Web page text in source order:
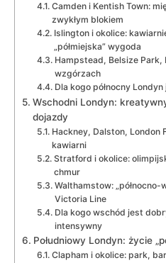
Camden i Kentish Town:
zwykłym blokiem
Islington i okolice:
„półmiejska” wygoda
Hampstead, Belsize Park,
wzgórzach
Dla kogo północny
Wschodni Londyn:
dojazdy
Hackney, Dalston, London
kawiarni
Stratford i okolice:
chmur
Walthamstow:
Victoria Line
Dla kogo wschód jest
intensywny
Południowy Londyn: życie
Clapham i okolice: park,